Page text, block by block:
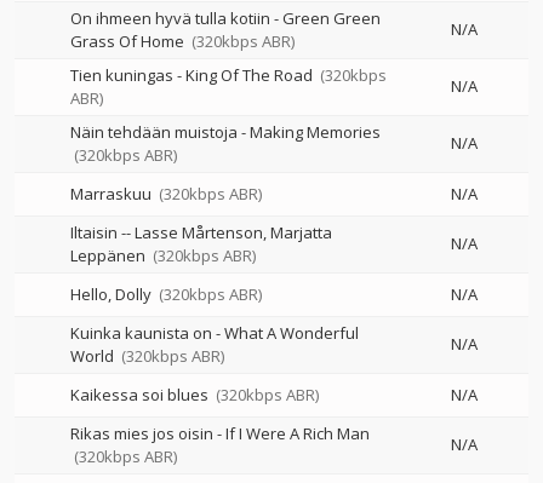
On ihmeen hyvä tulla kotiin - Green Green
Grass Of Home (320kbps ABR)
N/A
Tien kuningas - King Of The Road (320kbps
ABR)
N/A
Näin tehdään muistoja - Making Memories
(320kbps ABR)
N/A
Marraskuu (320kbps ABR)
N/A
Iltaisin --Lasse Mårtenson Marjatta
Leppänen (320kbps ABR)
N/A
Hello, Dolly (320kbps ABR)
N/A
Kuinka kaunista on - What A Wonderful
World (320kbps ABR)
N/A
Kaikessa soi blues (320kbps ABR)
N/A
Rikas mies jos oisin - If I Were A Rich Man
(320kbps ABR)
N/A